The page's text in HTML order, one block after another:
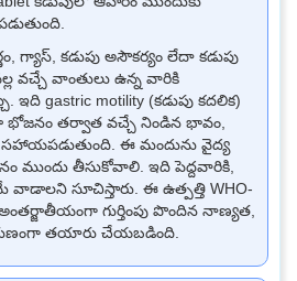
గ్యాస్, కడుపు అసౌకర్యం లేదా కడుపు
వచ్చే వాంతులు ఉన్న వారికి
gastric motility (కడుపు కదలిక)
భోజనం తర్వాత వచ్చే నిండిన భావం,
సహాయపడుతుంది. ఈ మందును వైద్య
ముందు తీసుకోవాలి. ఇది పెద్దవారికి,
వాడాలని సూచిస్తారు. ఈ ఉత్పత్తి WHO-
గుర్తింపు పొందిన నాణ్యత,
తయారు చేయబడింది.